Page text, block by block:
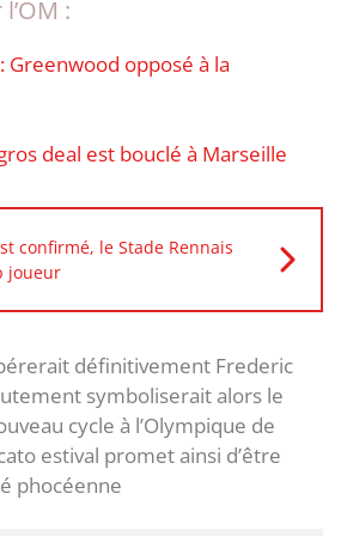
:
Greenwood opposé à la
deal est bouclé à Marseille
confirmé, le Stade Rennais
joueur
définitivement Frederic
symboliserait alors le
cycle à l’Olympique de
estival promet ainsi d’être
phocéenne